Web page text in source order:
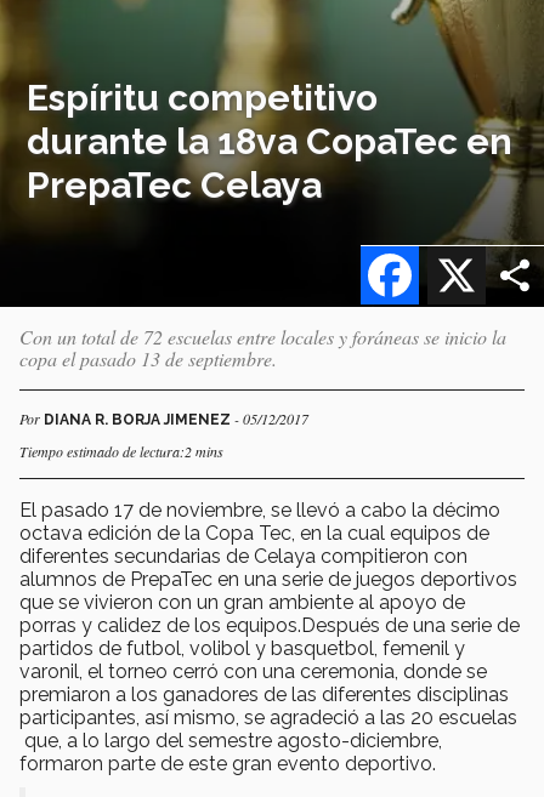
Espíritu competitivo
durante la 18va CopaTec en
PrepaTec Celaya
X
Facebook
Con un total de 72 escuelas entre locales y foráneas se inicio la
copa el pasado 13 de septiembre.
Por DIANA R. BORJA JIMENEZ - 05/12/2017
Tiempo estimado de lectura:2 mins
El pasado 17 de noviembre, se llevó a cabo la décimo
octava edición de la Copa Tec, en la cual equipos de
diferentes secundarias de Celaya compitieron con
alumnos de PrepaTec en una serie de juegos deportivos
que se vivieron con un gran ambiente al apoyo de
porras y calidez de los equipos.Después de una serie de
partidos de futbol, volibol y basquetbol, femenil y
varonil, el torneo cerró con una ceremonia, donde se
premiaron a los ganadores de las diferentes disciplinas
participantes, así mismo, se agradeció a las 20 escuelas
que, a lo largo del semestre agosto-diciembre,
formaron parte de este gran evento deportivo.